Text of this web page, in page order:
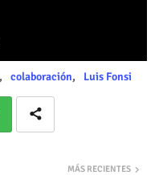
colaboración Luis Fonsi
MÁS RECIENTES